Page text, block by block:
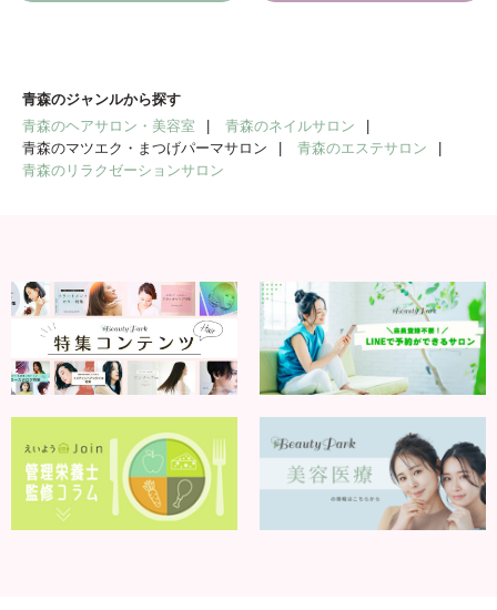
青森のジャンルから探す
青森のヘアサロン・美容室
青森のネイルサロン
青森のマツエク・まつげパーマサロン
青森のエステサロン
青森のリラクゼーションサロン